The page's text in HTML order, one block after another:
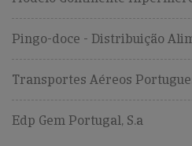
Pingo-doce - Distribuição
Transportes Aéreos
Edp Gem Portugal, S.a